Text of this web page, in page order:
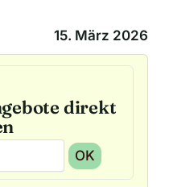
15. März 2026
direkt
OK